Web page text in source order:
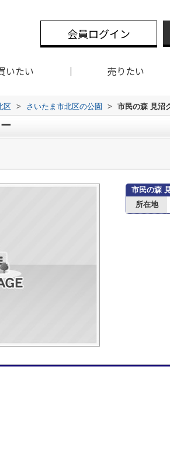
会員ログイン
いたい 売りたい
区 > さいたま市北区の公園 > 市民の森 見沼
市民の森
所在地